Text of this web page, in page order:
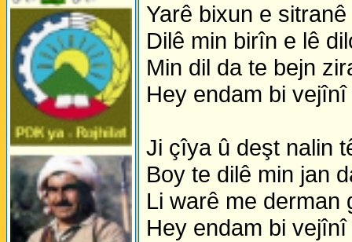
Yarê bixun e
Dilê min birîn e lê
Min dil da te bejn
Hey endam bi
Ji çîya û deşt nalin
Boy te dilê min jan
Li warê me derman
Hey endam bi